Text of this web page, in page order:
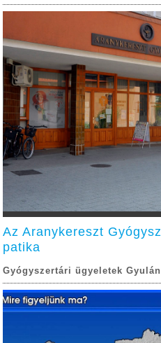
Az Aranykereszt
patika
Gyógyszertári ügyeletek Gyulán